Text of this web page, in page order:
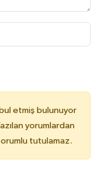
etmiş bulunuyor
yorumlardan
tutulamaz.